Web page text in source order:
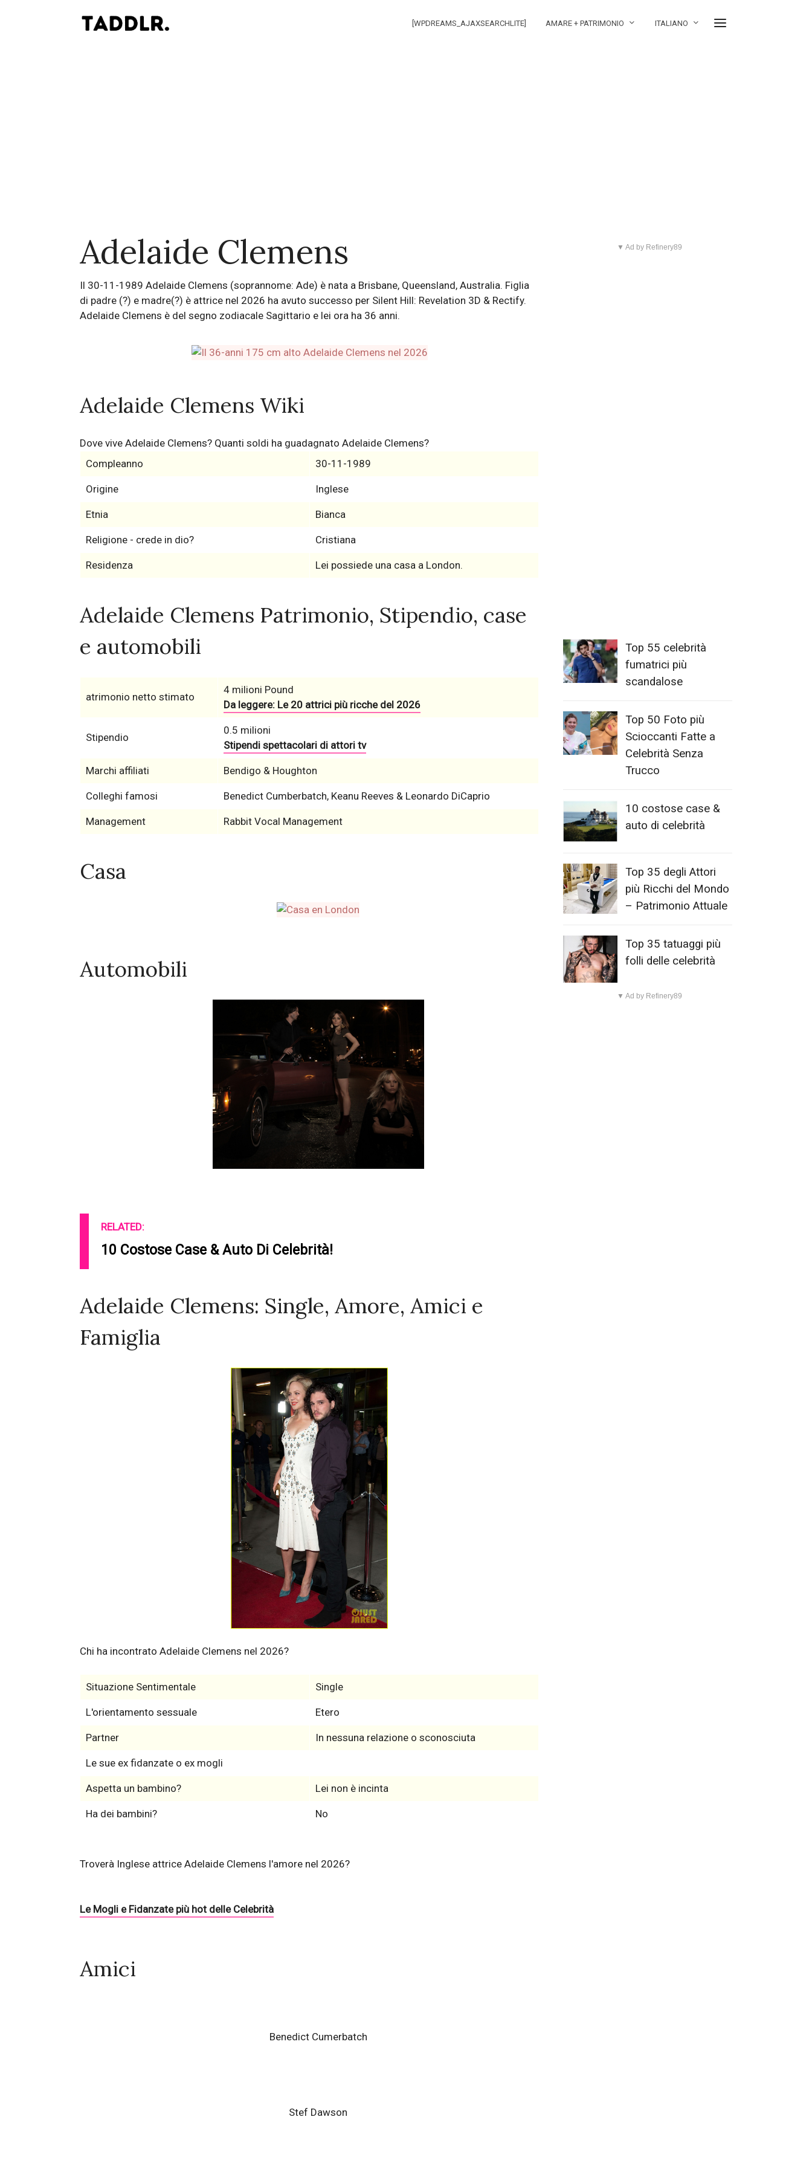
[WPDREAMS_AJAXSEARCHLITE] AMARE + PATRIMONIO ITALIANO
Adelaide Clemens
Il 30-11-1989 Adelaide Clemens (soprannome: Ade) è nata a Brisbane, Queensland, Australia. Figlia
di padre (?) e madre(?) è attrice nel 2026 ha avuto successo per Silent Hill: Revelation 3D & Rectify.
Adelaide Clemens è del segno zodiacale Sagittario e lei ora ha 36 anni.
Adelaide Clemens Wiki
Dove vive Adelaide Clemens? Quanti soldi ha guadagnato Adelaide Clemens?
Compleanno
30-11-1989
Origine Inglese
Etnia Bianca
Religione - crede in dio? Cristiana
Residenza Lei possiede una casa a London.
Adelaide Clemens Patrimonio, Stipendio, case
e automobili
atrimonio netto stimato
4 milioni Pound
Da leggere: Le 20 attrici più ricche del 2026
Stipendio
0.5 milioni
Stipendi spettacolari di attori tv
Marchi affiliati Bendigo & Houghton
Colleghi famosi Benedict Cumberbatch, Keanu Reeves & Leonardo DiCaprio
Management Rabbit Vocal Management
Casa
Automobili
RELATED:
10 Costose Case & Auto Di Celebrità!
Adelaide Clemens: Single, Amore, Amici e
Famiglia
Chi ha incontrato Adelaide Clemens nel 2026?
Situazione Sentimentale Single
L'orientamento sessuale Etero
Partner In nessuna relazione o sconosciuta
Le sue ex fidanzate o ex mogli
Aspetta un bambino? Lei non è incinta
Ha dei bambini? No
Troverà Inglese attrice Adelaide Clemens l'amore nel 2026?
Le Mogli e Fidanzate più hot delle Celebrità
Amici
Benedict Cumerbatch
Stef Dawson
▼ Ad by Refinery89
Top 55 celebrità
fumatrici più
scandalose
Top 50 Foto più
Scioccanti Fatte a
Celebrità Senza
Trucco
10 costose case &
auto di celebrità
Top 35 degli Attori
più Ricchi del Mondo
– Patrimonio Attuale
Top 35 tatuaggi più
folli delle celebrità
▼ Ad by Refinery89